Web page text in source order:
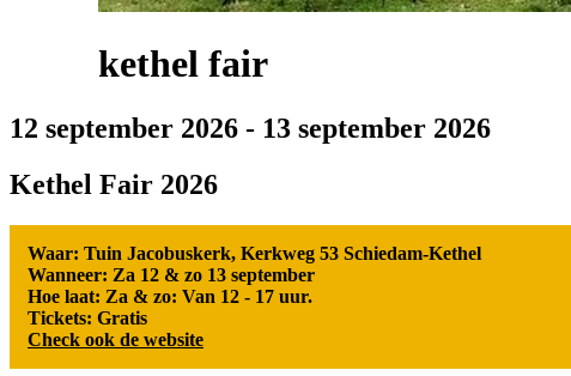
kethel fair
12 september 2026 - 13 september 2026
Kethel Fair 2026
Waar: Tuin Jacobuskerk, Kerkweg 53 Schiedam-Kethel
Wanneer: Za 12 & zo 13 september
Hoe laat: Za & zo: Van 12 - 17 uur.
Tickets: Gratis
Check ook de website